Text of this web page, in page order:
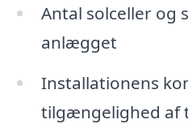
Antal solceller og
anlægget
Installationens
tilgængelighed af